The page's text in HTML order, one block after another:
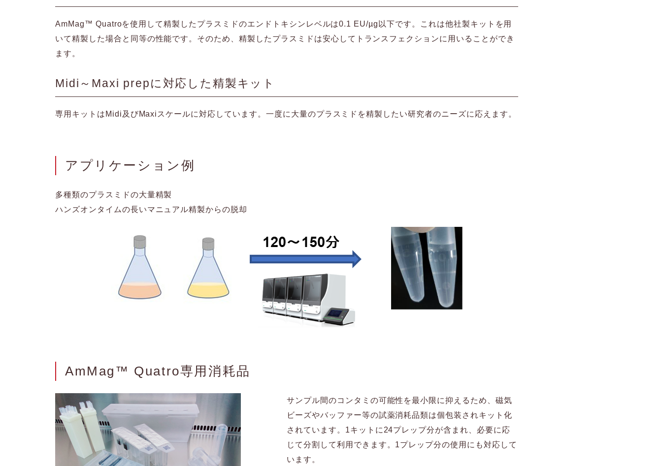
AmMag™ Quatroを使用して精製したプラスミドのエンドトキシンレベルは0.1 EU/µg以下です。これは他社製キットを用
いて精製した場合と同等の性能です。そのため、精製したプラスミドは安心してトランスフェクションに用いることができ
ます。
Midi～Maxi prepに対応した精製キット
専用キットはMidi及びMaxiスケールに対応しています。一度に大量のプラスミドを精製したい研究者のニーズに応えます。
アプリケーション例
多種類のプラスミドの大量精製
ハンズオンタイムの長いマニュアル精製からの脱却
AmMag™ Quatro専用消耗品
サンプル間のコンタミの可能性を最小限に抑えるため、磁気
ビーズやバッファー等の試薬消耗品類は個包装されキット化
されています。1キットに24プレップ分が含まれ、必要に応
じて分割して利用できます。1プレップ分の使用にも対応して
います。